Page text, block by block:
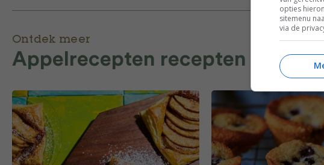
Ontdek meer
Appelrecepten recepten
opties
sitemenu
via de